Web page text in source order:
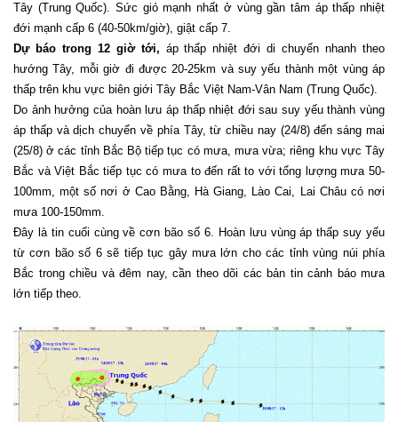
Tây (Trung Quốc). Sức gió mạnh nhất ở vùng gần tâm áp thấp nhiệt
đới mạnh cấp 6 (40-50km/giờ), giật cấp 7.
Dự báo trong 12 giờ tới, áp thấp nhiệt đới di chuyển nhanh theo
hướng Tây, mỗi giờ đi được 20-25km và suy yếu thành một vùng áp
thấp trên khu vực biên giới Tây Bắc Việt Nam-Vân Nam (Trung Quốc).
Do ảnh hưởng của hoàn lưu áp thấp nhiệt đới sau suy yếu thành vùng
áp thấp và dịch chuyển về phía Tây, từ chiều nay (24/8) đến sáng mai
(25/8) ở các tỉnh Bắc Bộ tiếp tục có mưa, mưa vừa; riêng khu vực Tây
Bắc và Việt Bắc tiếp tục có mưa to đến rất to với tổng lượng mưa 50-
100mm, một số nơi ở Cao Bằng, Hà Giang, Lào Cai, Lai Châu có nơi
mưa 100-150mm.
Đây là tin cuối cùng về cơn bão số 6. Hoàn lưu vùng áp thấp suy yếu
từ cơn bão số 6 sẽ tiếp tục gây mưa lớn cho các tỉnh vùng núi phía
Bắc trong chiều và đêm nay, cần theo dõi các bản tin cảnh báo mưa
lớn tiếp theo.